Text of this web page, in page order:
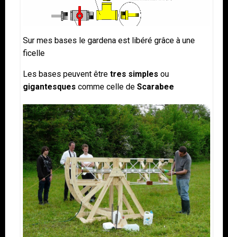
Sur mes bases le gardena est libéré grâce à une
ficelle
Les bases peuvent être tres simples ou
gigantesques comme celle de Scarabee